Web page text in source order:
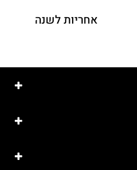
אחריות לשנה